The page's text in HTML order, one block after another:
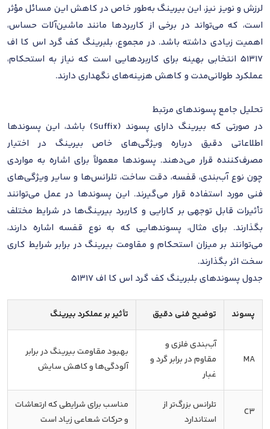
لرزش و نویز نیز، این بیرینگ به‌طور خاص در کاهش این مسائل مؤثر
است، که می‌تواند در برخی از کاربردها مانند ماشین‌آلات حساس،
اهمیت زیادی داشته باشد. در مجموع، بلبرینگ کف گرد اس کا اف
51317 انتخابی بهینه برای کاربردهایی است که نیاز به استحکام،
عملکرد طولانی‌مدت و کاهش هزینه‌های نگهداری دارند.
تحلیل جامع پسوندهای مرتبط
در صورتی که بیرینگ دارای پسوند (Suffix) باشد، این پسوندها
اطلاعاتی دقیق درباره ویژگی‌های خاص بیرینگ در اختیار
مصرف‌کننده قرار می‌دهند. پسوندها معمولاً برای اشاره به مواردی
چون نوع آب‌بندی، قفسه، دقت ساخت، تلرانس‌ها و سایر ویژگی‌های
فنی مورد استفاده قرار می‌گیرند. این پسوندها در عمل می‌توانند
تأثیرات قابل توجهی بر کارایی و کاربرد بیرینگ‌ها در شرایط مختلف
بگذارند. برای مثال، پسوندهایی که به نوع قفسه اشاره دارند،
می‌توانند بر میزان استحکام و مقاومت بیرینگ در برابر شرایط کاری
سخت اثر بگذارند.
جدول پسوندهای بلبرینگ کف گرد اس کا اف 51317
پسوند توضیح فنی دقیق تأثیر بر عملکرد بیرینگ
MA
آب‌بندی فلزی و
مقاوم در برابر گرد و
غبار
بهبود مقاومت بیرینگ در برابر
آلودگی‌ها و کاهش سایش
C3
تلرانس بزرگ‌تر از
استاندارد
مناسب برای شرایطی که ارتعاشات
و حرکات شعاعی زیاد است